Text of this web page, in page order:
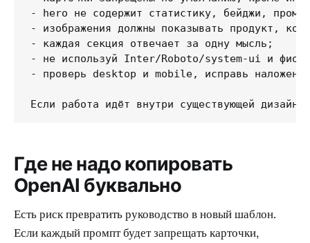
- hero не содержит статистику, бейджи,
- изображения должны показывать продукт,
- каждая секция отвечает за одну мысль;
- не используй Inter/Roboto/system-ui и
- проверь desktop и mobile, исправь
Если работа идёт внутри существующей
Где не надо копировать
OpenAI буквально
Есть риск превратить руководство в новый шаблон.
Если каждый промпт будет запрещать карточки,